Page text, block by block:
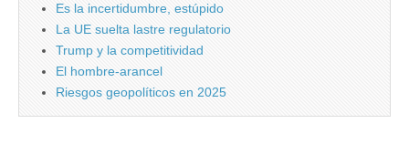
Es la incertidumbre, estúpido
La UE suelta lastre regulatorio
Trump y la competitividad
El hombre-arancel
Riesgos geopolíticos en 2025